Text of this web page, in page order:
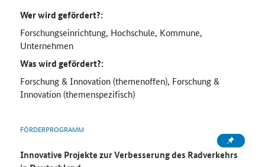
Wer wird gefördert?:
Forschungseinrichtung, Hochschule, Kommune,
Unternehmen
Was wird gefördert?:
Forschung & Innovation (themenoffen), Forschung &
Innovation (themenspezifisch)
FÖRDERPROGRAMM
Innovative Projekte zur Verbesserung des Radverkehrs